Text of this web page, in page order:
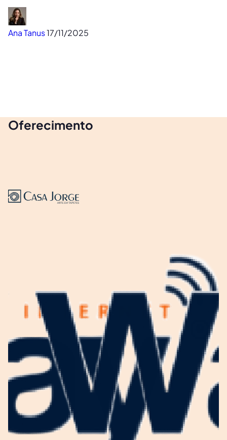
Ana Tanus17/11/2025
Oferecimento